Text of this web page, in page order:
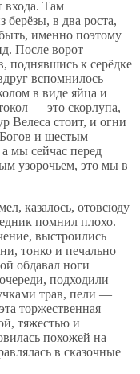
входа. Там
берёзы, в два роста,
именно поэтому
После ворот
поднявшись к серёдке
вспомнилось
в виде яйца и
— это скорлупа,
Велеса стоит, и огни
Богов и шестым
мы сейчас перед
узорочьем, это мы в
казалось, отовсюду
помнил плохо.
выстроились
тонко и печально
обдавал ноги
подходили
трав, пели —
торжественная
тяжестью и
похожей на
в сказочные